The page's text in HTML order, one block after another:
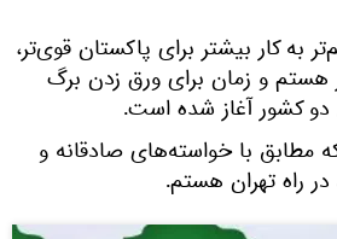
به کار بیشتر برای پاکستان قوی‌تر،
و زمان برای ورق زدن برگ
کشور آغاز شده است.
مطابق با خواسته‌های صادقانه و
راه تهران هستم.